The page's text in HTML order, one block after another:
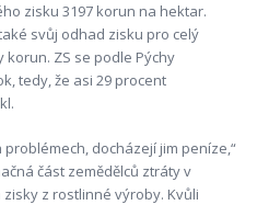
zisku 3197 korun na hektar.
svůj odhad zisku pro celý
korun. ZS se podle Pýchy
tedy, že asi 29 procent
docházejí jim peníze,“
část zemědělců ztráty v
z rostlinné výroby. Kvůli